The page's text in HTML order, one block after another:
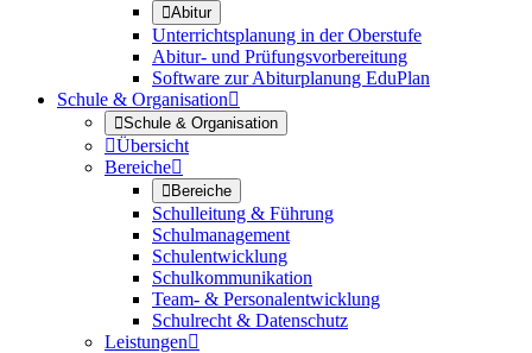
Abitur
Unterrichtsplanung in der Oberstufe
Abitur- und Prüfungsvorbereitung
Software zur Abiturplanung EduPlan
Schule & Organisation
Schule & Organisation
Übersicht
Bereiche
Bereiche
Schulleitung & Führung
Schulmanagement
Schulentwicklung
Schulkommunikation
Team- & Personalentwicklung
Schulrecht & Datenschutz
Leistungen